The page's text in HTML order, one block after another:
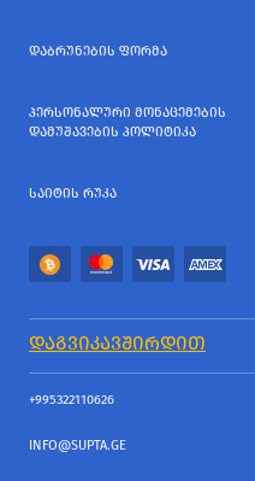
ᲓᲐᲑᲠᲣᲜᲔᲑᲘᲡ ᲤᲝᲠᲛᲐ
ᲞᲔᲠᲡᲝᲜᲐᲚᲣᲠᲘ ᲛᲝᲜᲐᲪᲔᲛᲔᲑᲘᲡ
ᲓᲐᲛᲣᲨᲐᲕᲔᲑᲘᲡ ᲞᲝᲚᲘᲢᲘᲙᲐ
ᲡᲐᲘᲢᲘᲡ ᲠᲣᲙᲐ
ᲓᲐᲒᲕᲘᲙᲐᲕᲨᲘᲠᲓᲘᲗ
+995322110626
INFO@SUPTA.GE